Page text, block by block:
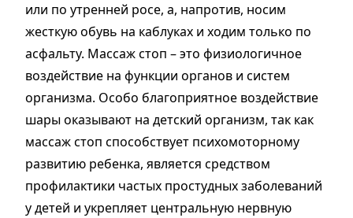
или по утренней росе, а, напротив, носим
жесткую обувь на каблуках и ходим только по
асфальту. Массаж стоп – это физиологичное
воздействие на функции органов и систем
организма. Особо благоприятное воздействие
шары оказывают на детский организм, так как
массаж стоп способствует психомоторному
развитию ребенка, является средством
профилактики частых простудных заболеваний
у детей и укрепляет центральную нервную